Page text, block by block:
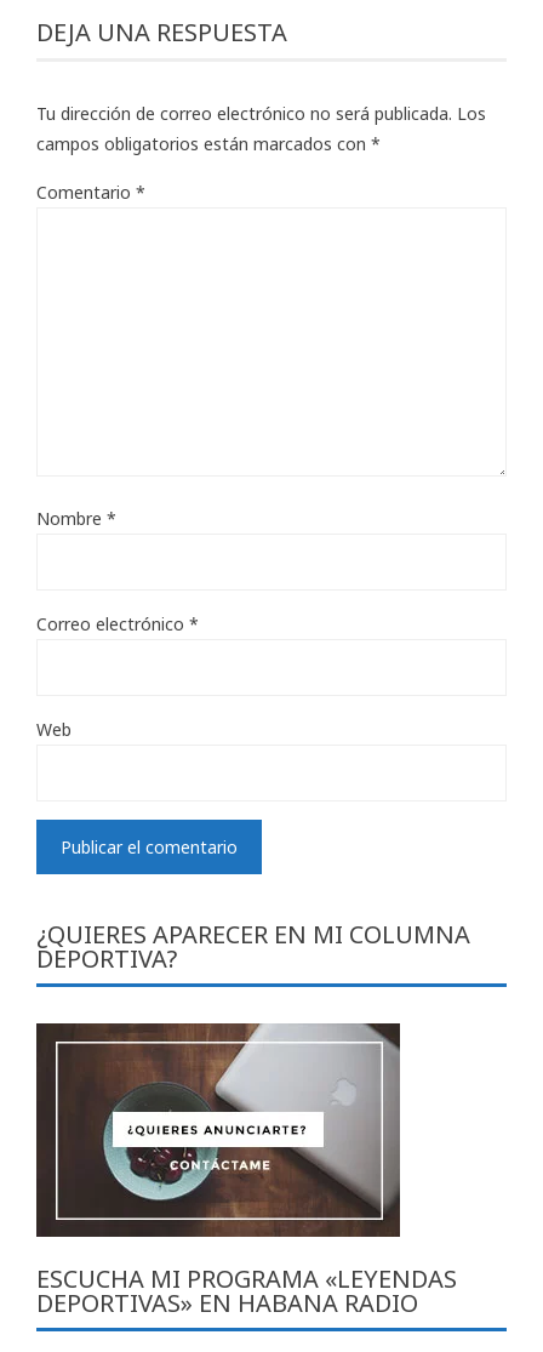
DEJA UNA RESPUESTA
Tu dirección de correo electrónico no será publicada. Los
campos obligatorios están marcados con *
Comentario *
Nombre *
Correo electrónico *
Web
¿QUIERES APARECER EN MI COLUMNA
DEPORTIVA?
ESCUCHA MI PROGRAMA «LEYENDAS
DEPORTIVAS» EN HABANA RADIO